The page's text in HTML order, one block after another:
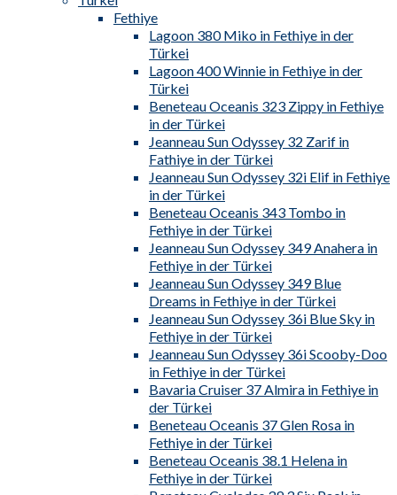
Fethiye
Lagoon 380 Miko in Fethiye in der
Türkei
Lagoon 400 Winnie in Fethiye in der
Türkei
Beneteau Oceanis 323 Zippy in Fethiye
in der Türkei
Jeanneau Sun Odyssey 32 Zarif in
Fathiye in der Türkei
Jeanneau Sun Odyssey 32i Elif in Fethiye
in der Türkei
Beneteau Oceanis 343 Tombo in
Fethiye in der Türkei
Jeanneau Sun Odyssey 349 Anahera in
Fethiye in der Türkei
Jeanneau Sun Odyssey 349 Blue
Dreams in Fethiye in der Türkei
Jeanneau Sun Odyssey 36i Blue Sky in
Fethiye in der Türkei
Jeanneau Sun Odyssey 36i Scooby-Doo
in Fethiye in der Türkei
Bavaria Cruiser 37 Almira in Fethiye in
der Türkei
Beneteau Oceanis 37 Glen Rosa in
Fethiye in der Türkei
Beneteau Oceanis 38.1 Helena in
Fethiye in der Türkei